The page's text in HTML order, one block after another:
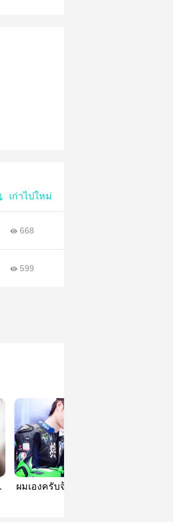
เก่าไปใหม่
668
599
ผมเองครับจ้านเกอ